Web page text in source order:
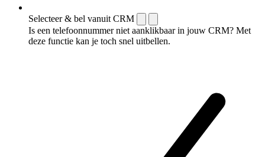
Selecteer & bel vanuit CRM
Is een telefoonnummer niet aanklikbaar in jouw CRM? Met
deze functie kan je toch snel uitbellen.